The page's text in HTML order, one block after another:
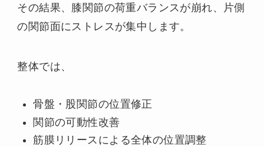
その結果、膝関節の荷重バランスが崩れ、片側
の関節面にストレスが集中します。
整体では、
骨盤・股関節の位置修正
関節の可動性改善
筋膜リリースによる全体の位置調整